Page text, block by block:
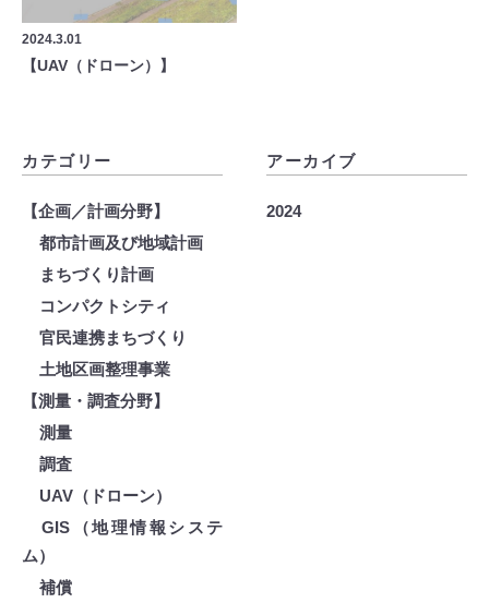
2024.3.01
【UAV（ドローン）】
カテゴリー
【企画／計画分野】
都市計画及び地域計画
まちづくり計画
コンパクトシティ
官民連携まちづくり
土地区画整理事業
【測量・調査分野】
測量
調査
UAV（ドローン）
GIS（地理情報システ
ム）
補償
アーカイブ
2024